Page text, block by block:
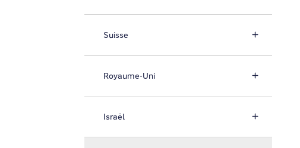
Suisse
Royaume-Uni
Israël